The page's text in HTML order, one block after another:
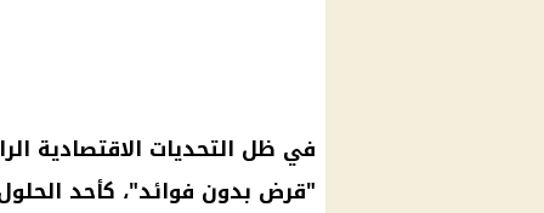
في ظل التحديات الاقتصادية
"قرض بدون فوائد"، كأحد الحلول